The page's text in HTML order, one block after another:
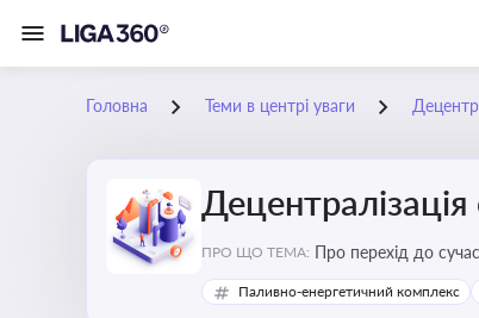
Головна Теми в центрі уваги
ПРО ЩО ТЕМА: Про перехід до
підвищення
Паливно-енергетичний комплекс